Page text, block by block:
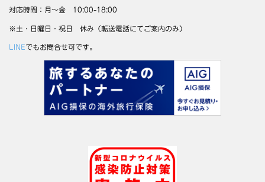
対応時間：月～金 10:00-18:00
※土・日曜日・祝日 休み（転送電話にてご案内のみ）
LINEでもお問合せ可です。